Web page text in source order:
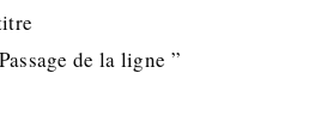
de la ligne ”